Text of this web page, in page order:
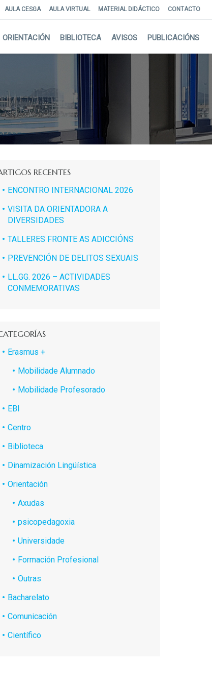
CONTACTO
MATERIAL DIDÁCTICO
AULA VIRTUAL
AULA CESGA
ORIENTACIÓN BIBLIOTECA AVISOS PUBLICACIÓNS
RECENTES
ENCONTRO INTERNACIONAL 2026
VISITA DA ORIENTADORA A
DIVERSIDADES
TALLERES FRONTE AS ADICCIÓNS
PREVENCIÓN DE DELITOS SEXUAIS
LL.GG. 2026 – ACTIVIDADES
CONMEMORATIVAS
Erasmus +
Mobilidade Alumnado
Mobilidade Profesorado
EBI
Centro
Biblioteca
Dinamización Lingüística
Orientación
Axudas
psicopedagoxia
Universidade
Formación Profesional
Outras
Bacharelato
Comunicación
Científico